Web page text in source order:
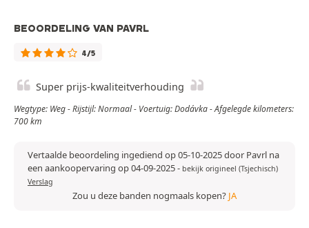
BEOORDELING VAN PAVRL
4/5
Super prijs-kwaliteitverhouding
Wegtype: Weg - Rijstijl: Normaal - Voertuig: Dodávka - Afgelegde kilometers:
700 km
Vertaalde beoordeling ingediend op 05-10-2025 door Pavrl na
een aankoopervaring op 04-09-2025- bekijk origineel (Tsjechisch)
Verslag
Zou u deze banden nogmaals kopen? JA